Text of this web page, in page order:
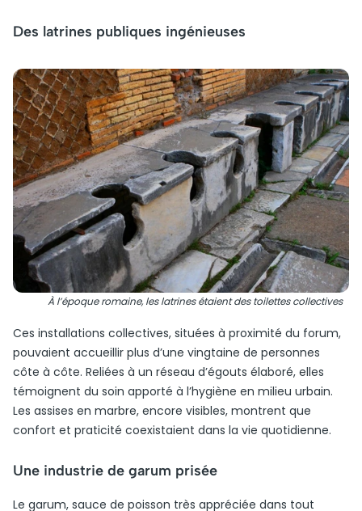
Des latrines publiques ingénieuses
À l’époque romaine, les latrines étaient des toilettes collectives
Ces installations collectives, situées à proximité du forum,
pouvaient accueillir plus d’une vingtaine de personnes
côte à côte. Reliées à un réseau d’égouts élaboré, elles
témoignent du soin apporté à l’hygiène en milieu urbain.
Les assises en marbre, encore visibles, montrent que
confort et praticité coexistaient dans la vie quotidienne.
Une industrie de garum prisée
Le garum, sauce de poisson très appréciée dans tout